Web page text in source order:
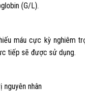
(G/L).
máu cực kỳ nghiêm
tiếp sẽ được sử dụng.
nguyên nhân